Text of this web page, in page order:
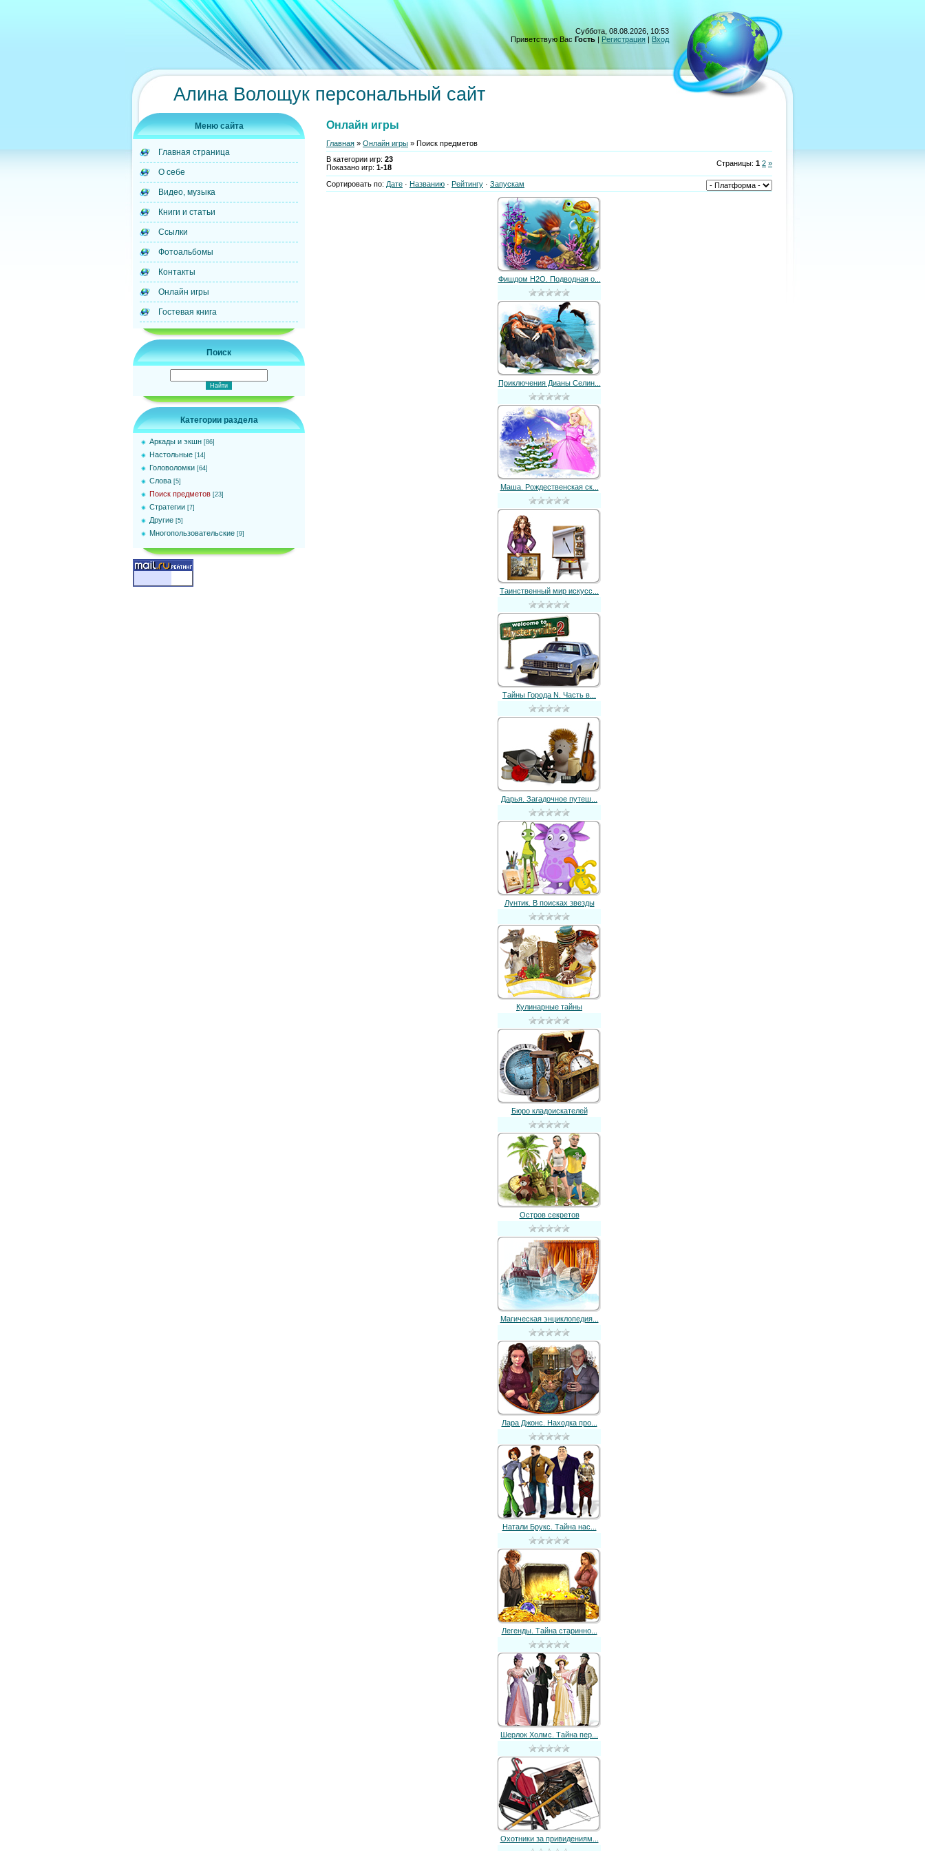
Суббота, 08.08.2026, 10:53
Приветствую Вас Гость | Регистрация | Вход
Алина Волощук персональный сайт
Меню сайта
Главная страница
О себе
Видео, музыка
Книги и статьи
Ссылки
Фотоальбомы
Контакты
Онлайн игры
Гостевая книга
Поиск
Категории раздела
Аркады и экшн [86]
Настольные [14]
Головоломки [64]
Слова [5]
Поиск предметов [23]
Стратегии [7]
Другие [5]
Многопользовательские [9]
Онлайн игры
Главная » Онлайн игры » Поиск предметов
В категории игр: 23
Показано игр: 1-18 Страницы: 1 2 »
Сортировать по: Дате · Названию · Рейтингу · Запускам
Фишдом H2O. Подводная о...
Приключения Дианы Селин...
Маша. Рождественская ск...
Таинственный мир искусс...
Тайны Города N. Часть в...
Дарья. Загадочное путеш...
Лунтик. В поисках звезды
Кулинарные тайны
Бюро кладоискателей
Остров секретов
Магическая энциклопедия...
Лара Джонс. Находка про...
Натали Брукс. Тайна нас...
Легенды. Тайна старинно...
Шерлок Холмс. Тайна пер...
Охотники за привидениям...